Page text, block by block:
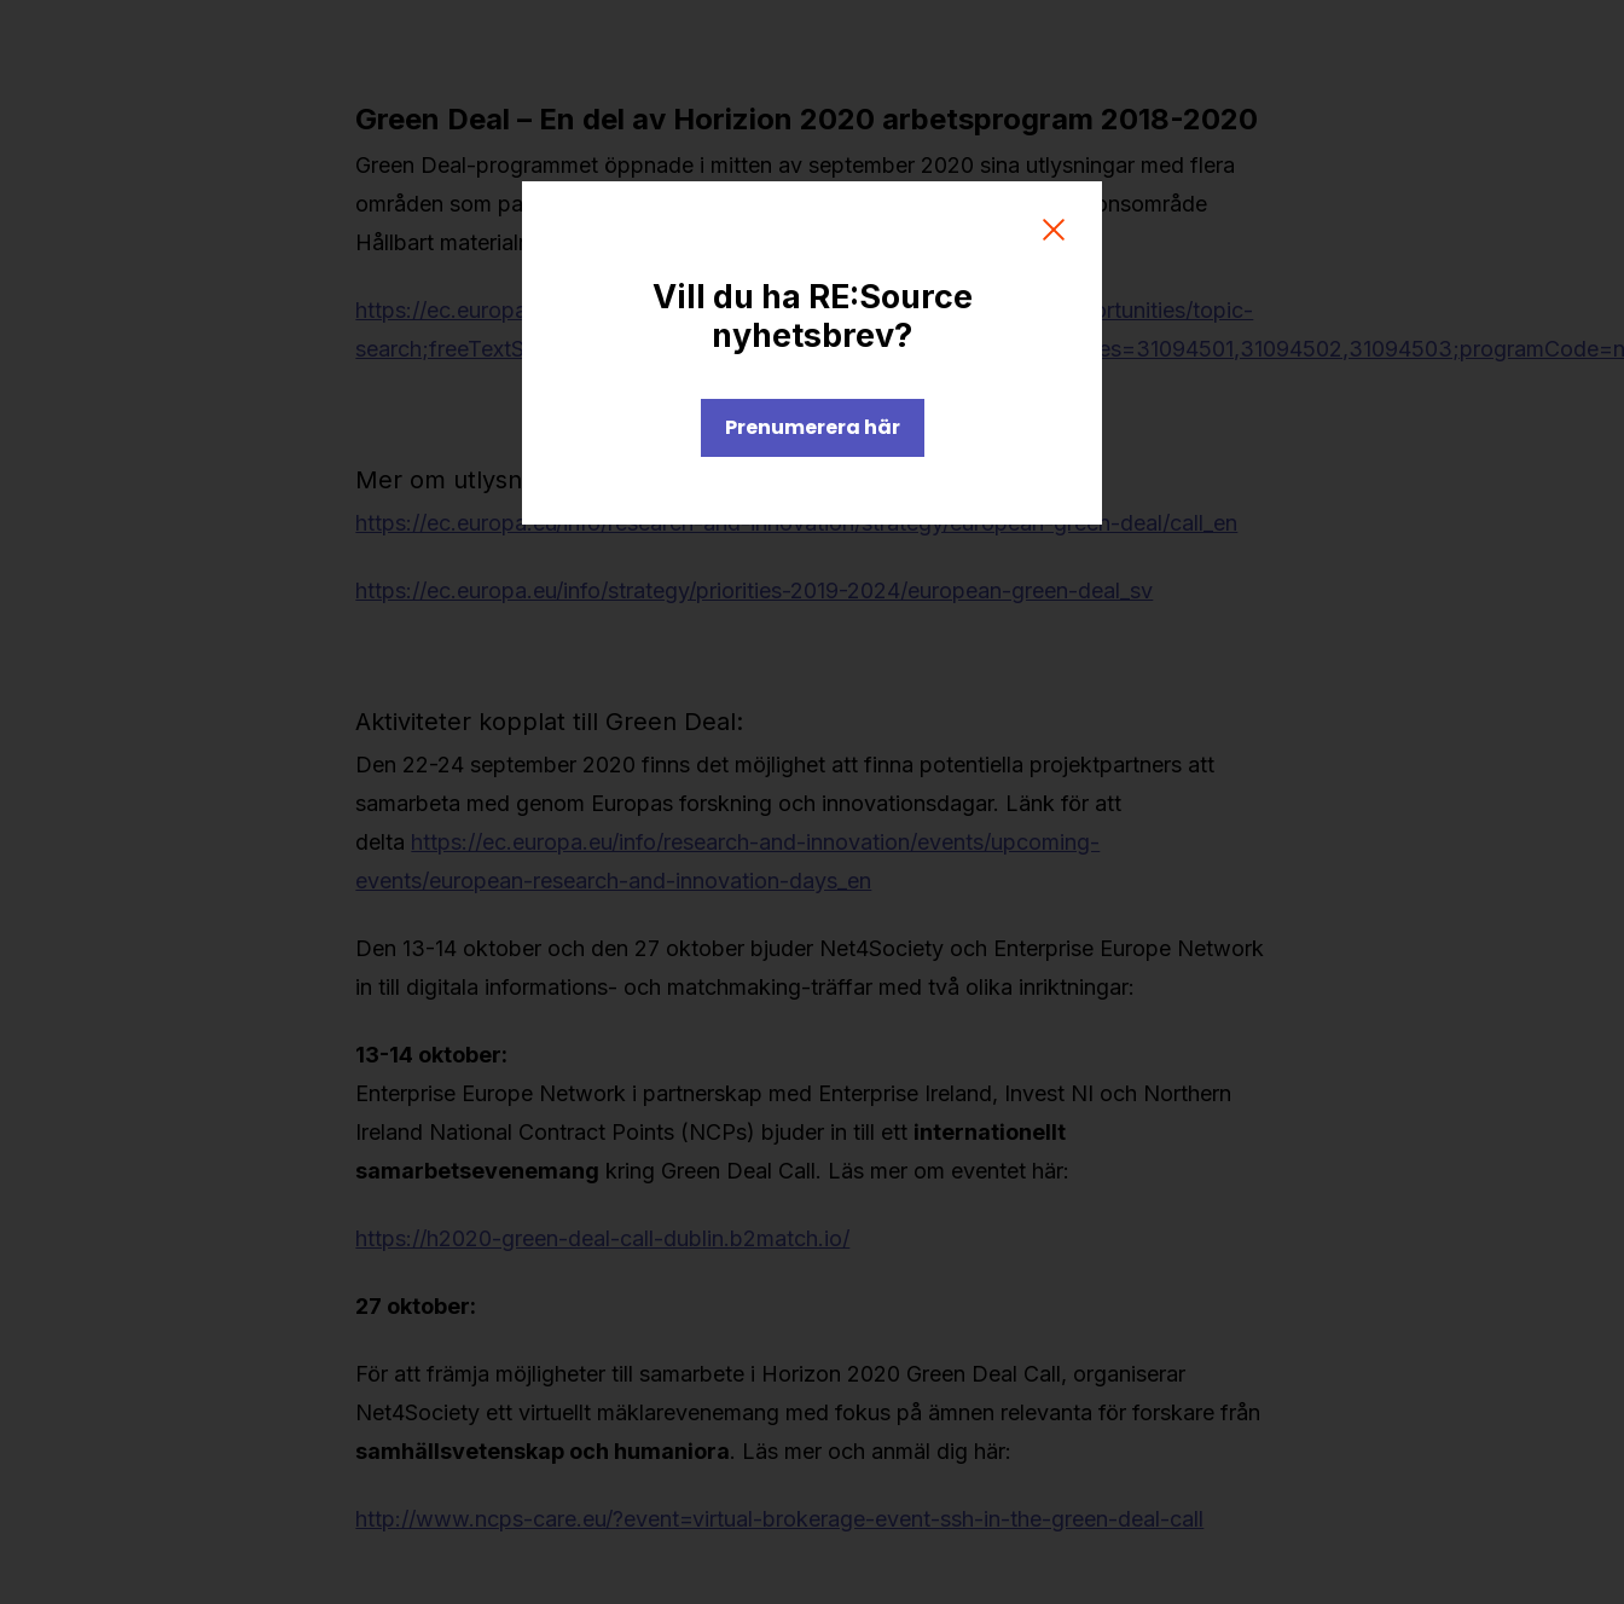
Green Deal – En del av Horizion 2020 arbetsprogram 2018-2020
Green Deal-programmet öppnade i mitten av september 2020 sina utlysningar med flera
områden som passar företag och organsiationer inom RE:Sources innovationsområde
Hållbart materialnyttjande.
https://ec.europa.eu/info/funding-tenders/opportunities/portal/screen/opportunities/topic-
Mer om utlysningarna:
https://ec.europa.eu/info/research-and-innovation/strategy/european-green-deal/call_en
https://ec.europa.eu/info/strategy/priorities-2019-2024/european-green-deal_sv
Aktiviteter kopplat till Green Deal:
Den 22-24 september 2020 finns det möjlighet att finna potentiella projektpartners att
samarbeta med genom Europas forskning och innovationsdagar. Länk för att
delta https://ec.europa.eu/info/research-and-innovation/events/upcoming-
events/european-research-and-innovation-days_en
Den 13-14 oktober och den 27 oktober bjuder Net4Society och Enterprise Europe Network
in till digitala informations- och matchmaking-träffar med två olika inriktningar:
13-14 oktober:
Enterprise Europe Network i partnerskap med Enterprise Ireland, Invest NI och Northern
Ireland National Contract Points (NCPs) bjuder in till ett internationellt
samarbetsevenemang kring Green Deal Call. Läs mer om eventet här:
https://h2020-green-deal-call-dublin.b2match.io/
27 oktober:
För att främja möjligheter till samarbete i Horizon 2020 Green Deal Call, organiserar
Net4Society ett virtuellt mäklarevenemang med fokus på ämnen relevanta för forskare från
samhällsvetenskap och humaniora. Läs mer och anmäl dig här:
http://www.ncps-care.eu/?event=virtual-brokerage-event-ssh-in-the-green-deal-call
Vill du ha RE:Source
nyhetsbrev?
Prenumerera här